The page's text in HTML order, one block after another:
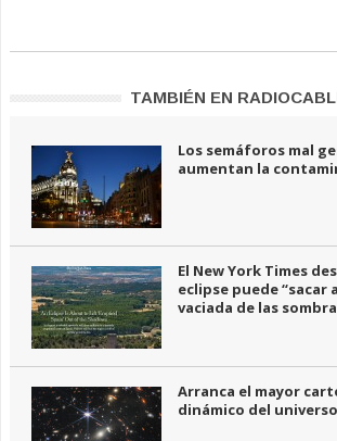
TAMBIÉN EN
Los semáforos mal
aumentan la
El New York Times
eclipse puede “sacar
vaciada de las
Arranca el mayor
dinámico del universo